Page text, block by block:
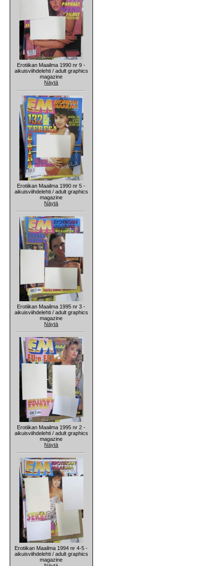
Erotiikan Maailma 1990 nr 9 -
aikuisviihdelehti / adult graphics
magazine
Näytä
Erotiikan Maailma 1990 nr 5 -
aikuisviihdelehti / adult graphics
magazine
Näytä
Erotiikan Maailma 1995 nr 3 -
aikuisviihdelehti / adult graphics
magazine
Näytä
Erotiikan Maailma 1995 nr 2 -
aikuisviihdelehti / adult graphics
magazine
Näytä
Erotiikan Maailma 1994 nr 4-5 -
aikuisviihdelehti / adult graphics
magazine